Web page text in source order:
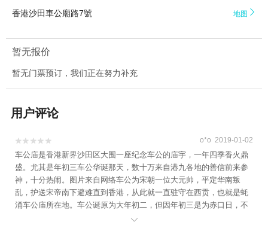
香港沙田車公廟路7號 地图 
暂无报价
暂无门票预订，我们正在努力补充
用户评论

 o*o 2019-01-02
车公庙是香港新界沙田区大围一座纪念车公的庙宇，一年四季香火鼎
盛。尤其是年初三车公华诞那天，数十万来自港九各地的善信前来参
神，十分热闹。图片来自网络车公为宋朝一位大元帅，平定华南叛
乱，护送宋帝南下避难直到香港，从此就一直驻守在西贡，也就是蚝
涌车公庙所在地。车公诞原为大年初二，但因年初三是为赤口日，不
宜贺年，所以大家都会选择年初三拜车公。图片来自网络据说转动车
